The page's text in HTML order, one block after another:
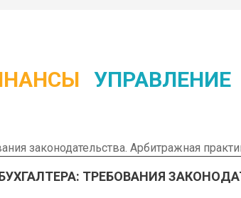
УПРАВЛЕНИЕ
законодательства. Арбитражная
ТРЕБОВАНИЯ